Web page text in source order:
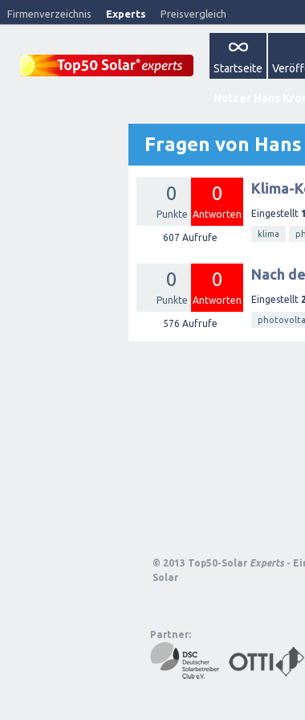
Firmenverzeichnis Experts Preisvergleich
Startseite
Fragen von
0
Punkte
0
Antworten
607 Aufrufe
Klima-
Eingestellt
klima
0
Punkte
0
Antworten
576 Aufrufe
Nach
Eingestellt
© 2013 Top50-Solar Experts -
Solar
Partner: